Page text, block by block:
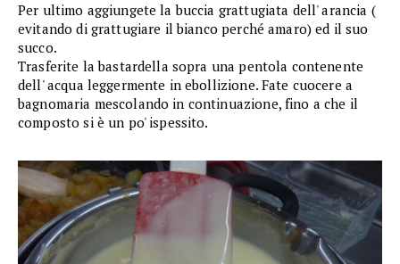
Per ultimo aggiungete la buccia grattugiata dell' arancia (
evitando di grattugiare il bianco perché amaro) ed il suo
succo.
Trasferite la bastardella sopra una pentola contenente
dell' acqua leggermente in ebollizione. Fate cuocere a
bagnomaria mescolando in continuazione, fino a che il
composto si è un po' ispessito.